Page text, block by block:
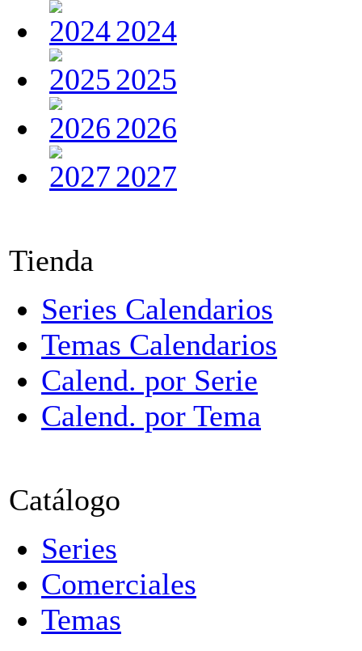
2024
2025
2026
2027
Tienda
Series Calendarios
Temas Calendarios
Calend. por Serie
Calend. por Tema
Catálogo
Series
Comerciales
Temas